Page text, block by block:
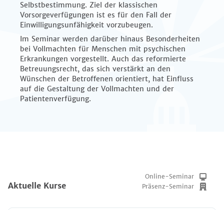
Selbstbestimmung. Ziel der klassischen
Vorsorgeverfügungen ist es für den Fall der
Einwilligungsunfähigkeit vorzubeugen.
Im Seminar werden darüber hinaus Besonderheiten
bei Vollmachten für Menschen mit psychischen
Erkrankungen vorgestellt. Auch das reformierte
Betreuungsrecht, das sich verstärkt an den
Wünschen der Betroffenen orientiert, hat Einfluss
auf die Gestaltung der Vollmachten und der
Patientenverfügung.
Aktuelle Kurse
Online-Seminar
Präsenz-Seminar